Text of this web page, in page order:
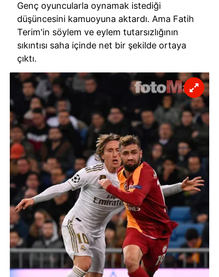
Genç oyuncularla oynamak istediği
düşüncesini kamuoyuna aktardı. Ama Fatih
Terim'in söylem ve eylem tutarsızlığının
sıkıntısı saha içinde net bir şekilde ortaya
çıktı.